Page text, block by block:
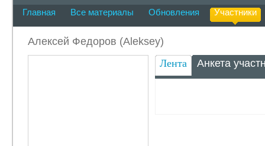
Главная Все материалы Обновления Участники
Алексей Федоров (Aleksey)
Лента
Анкета